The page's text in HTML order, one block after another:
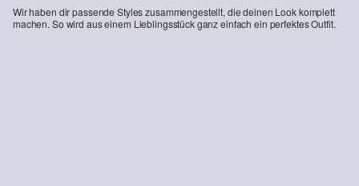
Wir haben dir passende Styles zusammengestellt, die deinen Look komplett
machen. So wird aus einem Lieblingsstück ganz einfach ein perfektes Outfit.